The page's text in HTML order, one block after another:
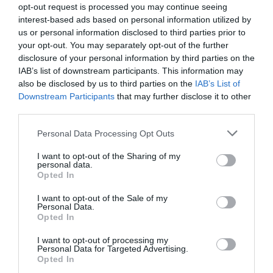
opt-out request is processed you may continue seeing
interest-based ads based on personal information utilized by
us or personal information disclosed to third parties prior to
your opt-out. You may separately opt-out of the further
disclosure of your personal information by third parties on the
IAB’s list of downstream participants. This information may
also be disclosed by us to third parties on the IAB’s List of
Downstream Participants that may further disclose it to other
Personal Data Processing Opt Outs
I want to opt-out of the Sharing of my
personal data.
Opted In
I want to opt-out of the Sale of my
Personal Data.
Opted In
I want to opt-out of processing my
Personal Data for Targeted Advertising.
Opted In
Se debe exigir responsabilidad penal a Trump y a su
equipo de gobierno a nivel nacional e internacional.
¿Y el secretario general de la OTAN, el neerlandés Mark
Rutte, de qué va, vacilando y humillándose ante Trump?
Menos mal que aún hay algunos países serios en la
ONU. Y más con la responsabilidad criminal de los 100
fallecidos (asesinados) en la “Operación Determinación
Absoluta”. Pero creen que es muy improbable que
Washington se enfrente a algún tipo de sanción por su
capacidad de veto en el Consejo de Seguridad.
Por su parte, el embajador venezolano ante Naciones
Unidas, Samuel Moncada, ha denunciado en el Consejo de